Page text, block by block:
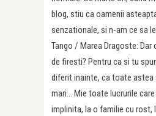
blog, stiu ca oamenii
senzationale, si n-am ce sa
Tango / Marea Dragoste:
de firesti? Pentru ca si tu
diferit inainte, ca toate astea
mari… Mie toate lucrurile
implinita, la o familie cu rost,